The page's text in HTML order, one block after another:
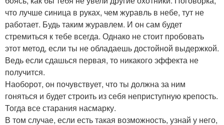
что лучше синица в руках, чем журавль в небе, тут не
работает. Будь таким журавлем. И он сам будет
стремиться к тебе всегда. Однако не стоит пробовать
этот метод, если ты не обладаешь достойной выдержкой.
Ведь если сдашься первая, то никакого эффекта не
получится.
Наоборот, он почувствует, что ты должна за ним
гоняться и будет строить из себя неприступную крепость.
Тогда все старания насмарку.
В том случае, если есть такая возможность, узнай у него,